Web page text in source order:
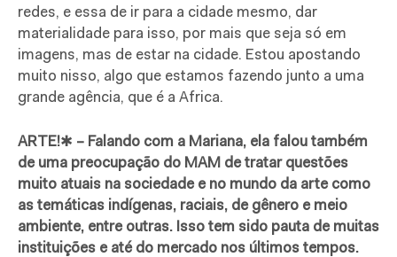
redes, e essa de ir para a cidade mesmo, dar
materialidade para isso, por mais que seja só em
imagens, mas de estar na cidade. Estou apostando
muito nisso, algo que estamos fazendo junto a uma
grande agência, que é a Africa.
ARTE!✱ – Falando com a Mariana, ela falou também
de uma preocupação do MAM de tratar questões
muito atuais na sociedade e no mundo da arte como
as temáticas indígenas, raciais, de gênero e meio
ambiente, entre outras. Isso tem sido pauta de muitas
instituições e até do mercado nos últimos tempos.